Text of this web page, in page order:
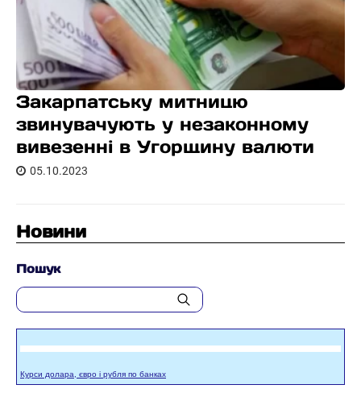
Закарпатську митницю
звинувачують у незаконному
вивезенні в Угорщину валюти
05.10.2023
Новини
Пошук
Курси долара, євро і рубля по банках